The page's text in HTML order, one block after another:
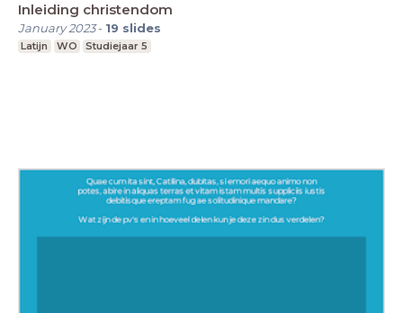
Inleiding christendom
January 2023- 19 slides
Latijn WO Studiejaar 5